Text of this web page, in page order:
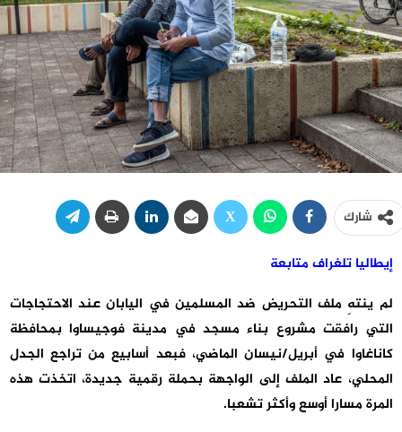
شارك
إيطاليا تلغراف متابعة
لم ينتهِ ملف التحريض ضد المسلمين في اليابان عند الاحتجاجات
التي رافقت مشروع بناء مسجد في مدينة فوجيساوا بمحافظة
كاناغاوا في أبريل/نيسان الماضي، فبعد أسابيع من تراجع الجدل
المحلي، عاد الملف إلى الواجهة بحملة رقمية جديدة، اتخذت هذه
المرة مسارا أوسع وأكثر تشعبا.